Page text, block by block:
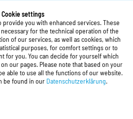
Cookie settings
you with enhanced services. These
for the technical operation of the
of our services, as well as cookies, which
purposes, for comfort settings or to
for you. You can decide for yourself which
our pages. Please note that based on your
able to use all the functions of our website.
be found in our Datenschutzerklärung.